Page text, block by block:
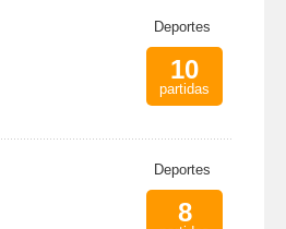
Deportes
10
partidas
Deportes
8